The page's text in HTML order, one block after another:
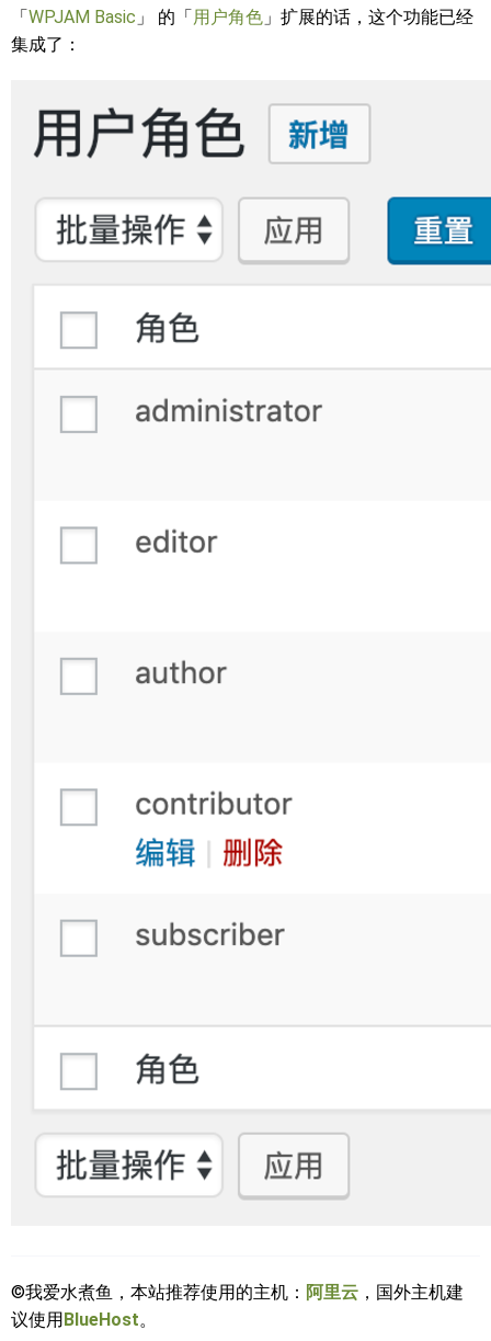
「WPJAM Basic 」 的「用户角色 」扩展的话，这个功能已经
集成了：
©我爱水煮鱼，本站推荐使用的主机： 阿里云 ，国外主机建
议使用BlueHost。